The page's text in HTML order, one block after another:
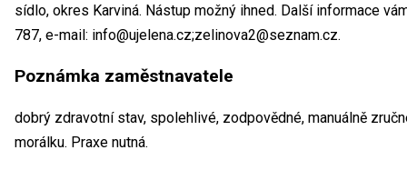
sídlo, okres Karviná. Nástup možný ihned. Další informace
787, e-mail: info@ujelena.cz;zelinova2@seznam.cz.
Poznámka zaměstnavatele
dobrý zdravotní stav, spolehlivé, zodpovědné, manuálně
morálku. Praxe nutná.